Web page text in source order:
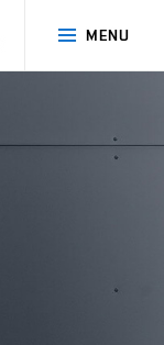
MENU
SEARCH